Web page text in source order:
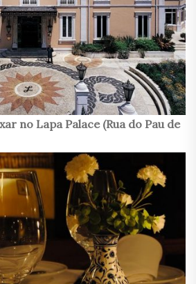
no Lapa Palace (Rua do Pau de